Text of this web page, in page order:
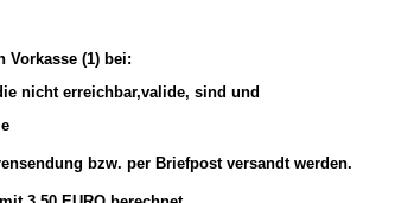
Vorkasse (1) bei:
nicht erreichbar,valide, sind und
bzw. per Briefpost versandt werden.